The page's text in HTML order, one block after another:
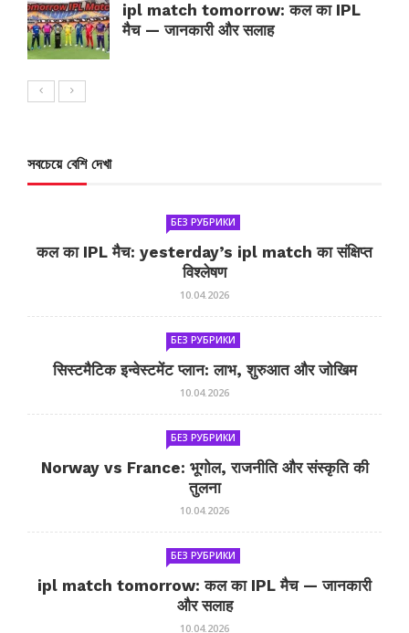
ipl match tomorrow: कल का IPL
मैच — जानकारी और सलाह
সবচেয়ে বেশি দেখা
БЕЗ РУБРИКИ
कल का IPL मैच: yesterday’s ipl match का संक्षिप्त
विश्लेषण
10.04.2026
БЕЗ РУБРИКИ
सिस्टमैटिक इन्वेस्टमेंट प्लान: लाभ, शुरुआत और जोखिम
10.04.2026
БЕЗ РУБРИКИ
Norway vs France: भूगोल, राजनीति और संस्कृति की
तुलना
10.04.2026
БЕЗ РУБРИКИ
ipl match tomorrow: कल का IPL मैच — जानकारी
और सलाह
10.04.2026